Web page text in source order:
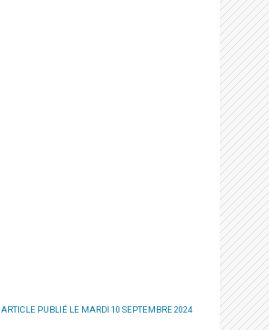
ARTICLE PUBLIÉ LE MARDI 10 SEPTEMBRE 2024